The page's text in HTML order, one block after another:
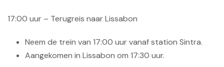
17:00 uur – Terugreis naar Lissabon
Neem de trein van 17:00 uur vanaf station Sintra.
Aangekomen in Lissabon om 17:30 uur.